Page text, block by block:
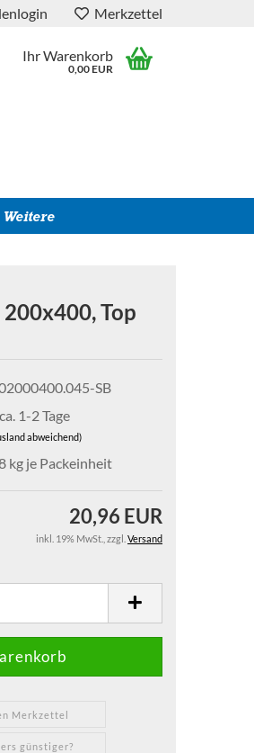
Merkzettel
Ihr Warenkorb
0,00 EUR
Weitere
Top
SB
ca. 1-2 Tage
abweichend)
kg je Packeinheit
20,96 EUR
inkl. 19% MwSt. zzgl. Versand
Merkzettel
günstiger?